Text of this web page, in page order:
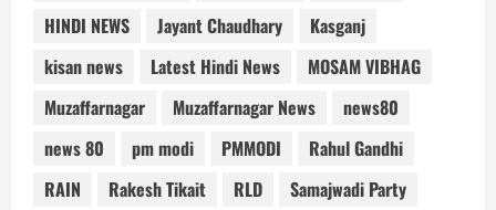
HINDI NEWS
Jayant Chaudhary
Kasganj
kisan news
Latest Hindi News
MOSAM VIBHAG
Muzaffarnagar
Muzaffarnagar News
news80
news 80
pm modi PMMODI
Rahul Gandhi
RAIN
Rakesh Tikait RLD
Samajwadi Party